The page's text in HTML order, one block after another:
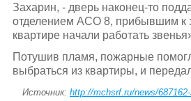
Захарин, - дверь наконец-то
отделением АСО 8, прибывшим к
квартире начали работать
Потушив пламя, пожарные
выбраться из квартиры, и
Источник:http://mchsrf.ru/news/